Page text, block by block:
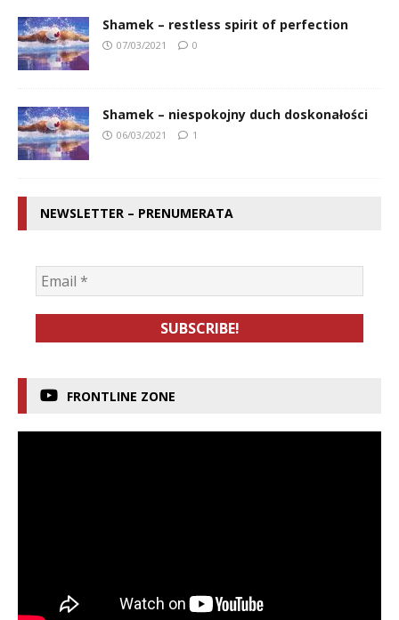
Shamek – restless spirit of perfection
07/03/2021 0
Shamek – niespokojny duch doskonałości
06/03/2021 1
NEWSLETTER – PRENUMERATA
FRONTLINE ZONE